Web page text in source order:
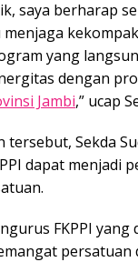
saya berharap
yang
dengan
Jambi,” ucap
tersebut, Sekda
dapat menjadi
FKPPI
persatuan